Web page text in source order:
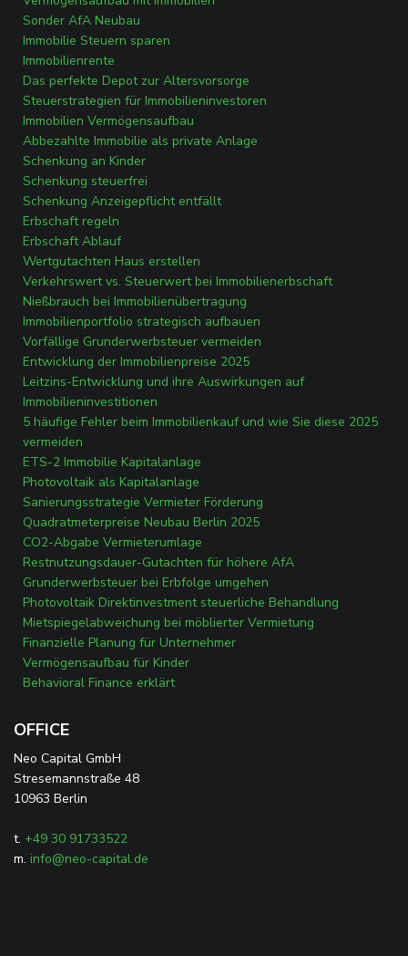
Sonder AfA Neubau
Immobilie Steuern sparen
Immobilienrente
Das perfekte Depot zur Altersvorsorge
Steuerstrategien für Immobilieninvestoren
Immobilien Vermögensaufbau
Abbezahlte Immobilie als private Anlage
Schenkung an Kinder
Schenkung steuerfrei
Schenkung Anzeigepflicht entfällt
Erbschaft regeln
Erbschaft Ablauf
Wertgutachten Haus erstellen
Verkehrswert vs. Steuerwert bei Immobilienerbschaft
Nießbrauch bei Immobilienübertragung
Immobilienportfolio strategisch aufbauen
Vorfällige Grunderwerbsteuer vermeiden
Entwicklung der Immobilienpreise 2025
Leitzins-Entwicklung und ihre Auswirkungen auf
Immobilieninvestitionen
5 häufige Fehler beim Immobilienkauf und wie Sie diese 2025
vermeiden
ETS-2 Immobilie Kapitalanlage
Photovoltaik als Kapitalanlage
Sanierungsstrategie Vermieter Förderung
Quadratmeterpreise Neubau Berlin 2025
CO2-Abgabe Vermieterumlage
Restnutzungsdauer-Gutachten für höhere AfA
Grunderwerbsteuer bei Erbfolge umgehen
Photovoltaik Direktinvestment steuerliche Behandlung
Mietspiegelabweichung bei möblierter Vermietung
Finanzielle Planung für Unternehmer
Vermögensaufbau für Kinder
Behavioral Finance erklärt
OFFICE
Neo Capital GmbH
Stresemannstraße 48
10963 Berlin
t. +49 30 91733522
m. info@neo-capital.de